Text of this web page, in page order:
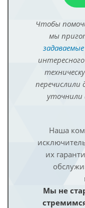
Чтобы
мы
интересного
перечислили
Наша
их
Мы не